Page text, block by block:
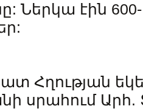
Ներկա էին
Հղության
սրահում Արհ.